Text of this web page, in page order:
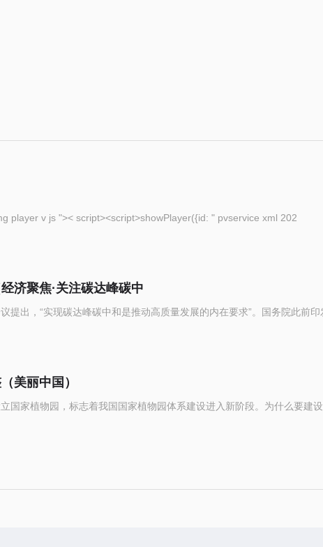
com cn img player v js ">< script><script>showPlayer({id: " pvservice xml 202
济聚焦·关注碳达峰碳中
提出，“实现碳达峰碳中和是推动高质量发展的内在要求”。国务院此前印
美丽中国）
国家植物园，标志着我国国家植物园体系建设进入新阶段。为什么要建